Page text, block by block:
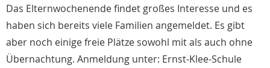
Das Elternwochenende findet großes Interesse und es
haben sich bereits viele Familien angemeldet. Es gibt
aber noch einige freie Plätze sowohl mit als auch ohne
Übernachtung. Anmeldung unter: Ernst-Klee-Schule